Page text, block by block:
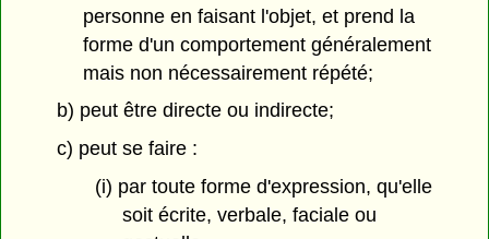
personne en faisant l'objet, et prend la
forme d'un comportement généralement
mais non nécessairement répété;
b) peut être directe ou indirecte;
c) peut se faire :
(i) par toute forme d'expression, qu'elle
soit écrite, verbale, faciale ou